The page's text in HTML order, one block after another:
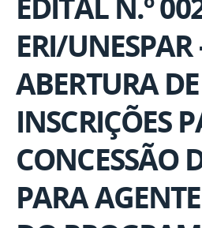
ERI/UNESPAR
ABERTURA DE
INSCRIÇÕES
CONCESSÃO
PARA